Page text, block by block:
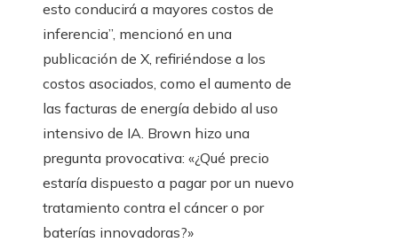
esto conducirá a mayores costos de
inferencia”, mencionó en una
publicación de X, refiriéndose a los
costos asociados, como el aumento de
las facturas de energía debido al uso
intensivo de IA. Brown hizo una
pregunta provocativa: «¿Qué precio
estaría dispuesto a pagar por un nuevo
tratamiento contra el cáncer o por
baterías innovadoras?»